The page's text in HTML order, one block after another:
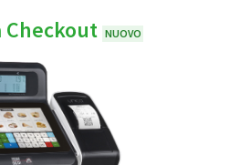
Checkout NUOVO